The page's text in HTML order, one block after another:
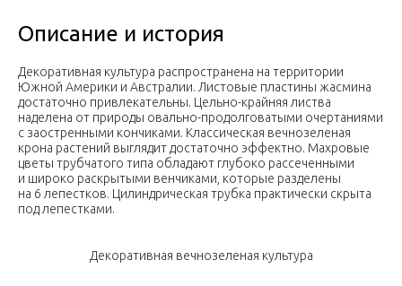
Описание и история
Декоративная культура распространена на территории
Южной Америки и Австралии. Листовые пластины жасмина
достаточно привлекательны. Цельно-крайняя листва
наделена от природы овально-продолговатыми очертаниями
с заостренными кончиками. Классическая вечнозеленая
крона растений выглядит достаточно эффектно. Махровые
цветы трубчатого типа обладают глубоко рассеченными
и широко раскрытыми венчиками, которые разделены
на 6 лепестков. Цилиндрическая трубка практически скрыта
под лепестками.
Декоративная вечнозеленая культура